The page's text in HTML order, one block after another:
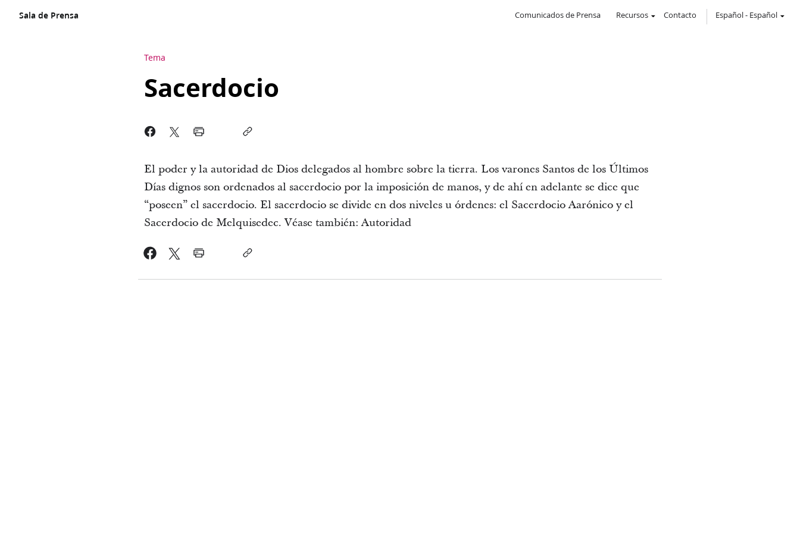
Sala de Prensa Comunicados de Prensa Recursos Contacto Español- Español
Tema
Sacerdocio
El poder y la autoridad de Dios delegados al hombre sobre la tierra. Los varones Santos de los Últimos
Días dignos son ordenados al sacerdocio por la imposición de manos, y de ahí en adelante se dice que
“poseen” el sacerdocio. El sacerdocio se divide en dos niveles u órdenes: el Sacerdocio Aarónico y el
Sacerdocio de Melquisedec. Véase también: Autoridad